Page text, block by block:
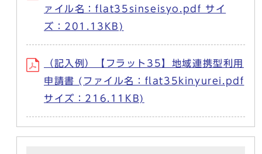
ァイル名：flat35sinseisyo.pdf サイ
ズ：201.13KB)
（記入例）【フラット35】地域連携型利用
申請書 (ファイル名：flat35kinyurei.pdf
サイズ：216.11KB)